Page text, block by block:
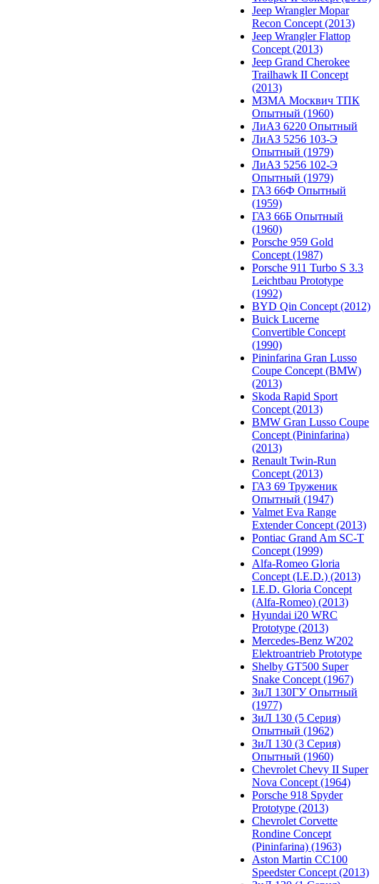
Jeep Wrangler Mopar
Recon Concept (2013)
Jeep Wrangler Flattop
Concept (2013)
Jeep Grand Cherokee
Trailhawk II Concept
(2013)
МЗМА Москвич ТПК
Опытный (1960)
ЛиАЗ 6220 Опытный
ЛиАЗ 5256 103-Э
Опытный (1979)
ЛиАЗ 5256 102-Э
Опытный (1979)
ГАЗ 66Ф Опытный
(1959)
ГАЗ 66Б Опытный
(1960)
Porsche 959 Gold
Concept (1987)
Porsche 911 Turbo S 3.3
Leichtbau Prototype
(1992)
BYD Qin Concept (2012)
Buick Lucerne
Convertible Concept
(1990)
Pininfarina Gran Lusso
Coupe Concept (BMW)
(2013)
Skoda Rapid Sport
Concept (2013)
BMW Gran Lusso Coupe
Concept (Pininfarina)
(2013)
Renault Twin-Run
Concept (2013)
ГАЗ 69 Труженик
Опытный (1947)
Valmet Eva Range
Extender Concept (2013)
Pontiac Grand Am SC-T
Concept (1999)
Alfa-Romeo Gloria
Concept (I.E.D.) (2013)
I.E.D. Gloria Concept
(Alfa-Romeo) (2013)
Hyundai i20 WRC
Prototype (2013)
Mercedes-Benz W202
Elektroantrieb Prototype
Shelby GT500 Super
Snake Concept (1967)
ЗиЛ 130ГУ Опытный
(1977)
ЗиЛ 130 (5 Серия)
Опытный (1962)
ЗиЛ 130 (3 Серия)
Опытный (1960)
Chevrolet Chevy II Super
Nova Concept (1964)
Porsche 918 Spyder
Prototype (2013)
Chevrolet Corvette
Rondine Concept
(Pininfarina) (1963)
Aston Martin CC100
Speedster Concept (2013)